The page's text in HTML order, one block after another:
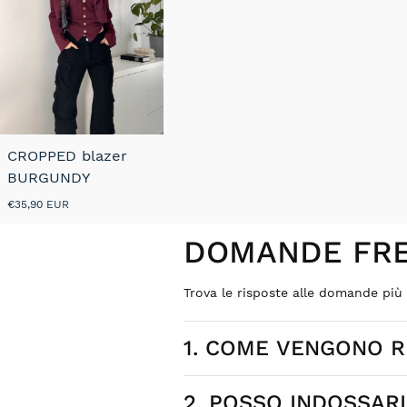
CROPPED blazer
BURGUNDY
Prezzo
€35,90 EUR
DOMANDE
Trova le risposte alle domande più
1. COME VENGONO
Ogni gioiello Nada Mas nasce da